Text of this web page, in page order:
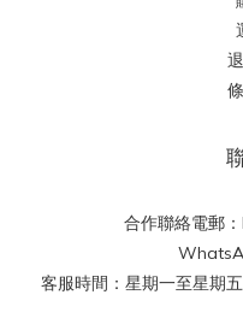
合作聯絡電郵
客服時間：星期一至星期